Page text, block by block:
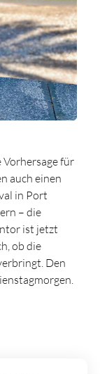
für
auch einen
in Port
– die
ist jetzt
ob die
Den